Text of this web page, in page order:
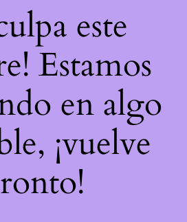
este
Estamos
en algo
¡vuelve